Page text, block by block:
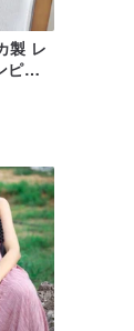
製 レ
ピー